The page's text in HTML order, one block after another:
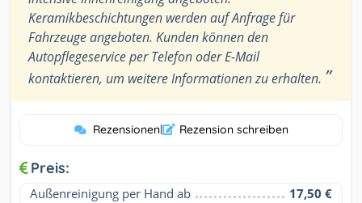
Keramikbeschichtungen werden auf Anfrage für
Fahrzeuge angeboten. Kunden können den
Autopflegeservice per Telefon oder E-Mail
kontaktieren, um weitere Informationen zu erhalten. ”
Rezensionen| Rezension schreiben
Preis:
Außenreinigung per Hand ab
17,50 €